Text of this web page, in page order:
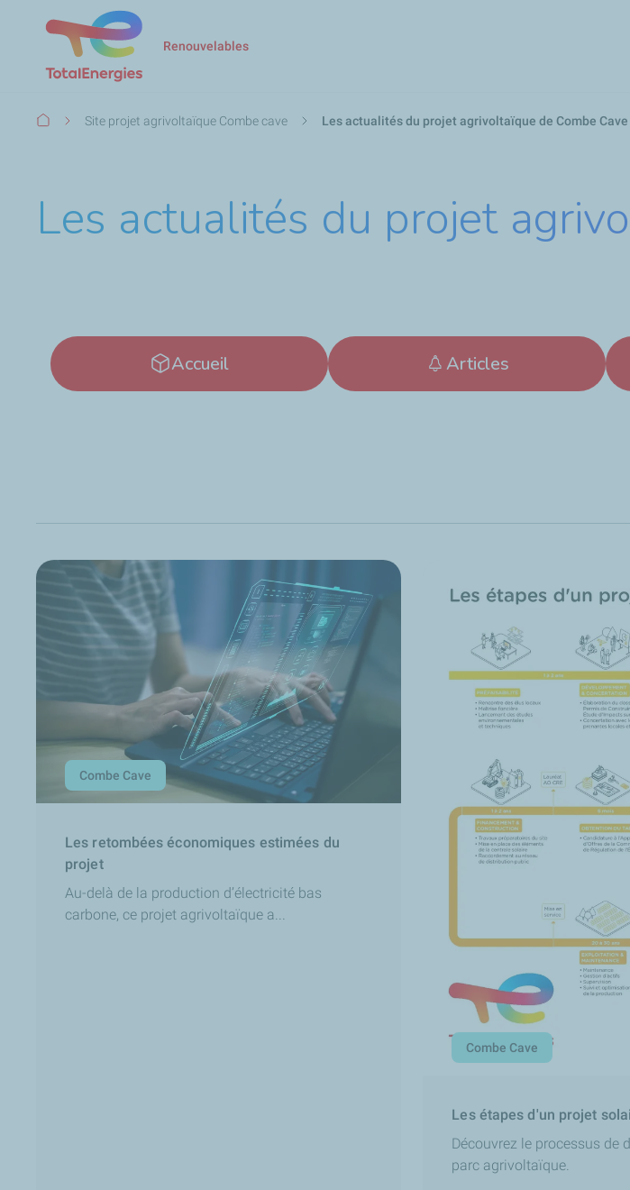
Renouvelables
Fil
Site projet agrivoltaïque Combe cave Les actualités du projet agrivoltaïque de Combe Cave
Les actualités du projet
Accueil Articles
Combe Cave
Les retombées économiques estimées du
projet
Au-delà de la production d’électricité bas
carbone, ce projet agrivoltaïque a...
Combe Cave
Les étapes d'un projet
Découvrez le processus de
parc agrivoltaïque.